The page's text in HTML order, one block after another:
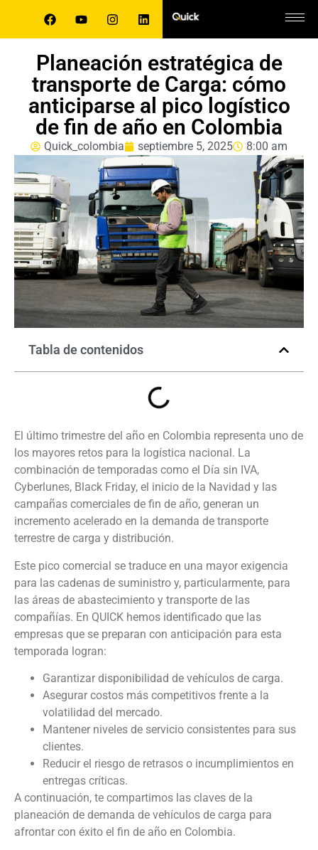
Planeación estratégica de
transporte de Carga: cómo
anticiparse al pico logístico
de fin de año en Colombia
Quick_colombia septiembre 5, 2025 8:00 am
Tabla de contenidos
El último trimestre del año en Colombia representa uno de
los mayores retos para la logística nacional. La
combinación de temporadas como el Día sin IVA,
Cyberlunes, Black Friday, el inicio de la Navidad y las
campañas comerciales de fin de año, generan un
incremento acelerado en la demanda de transporte
terrestre de carga y distribución.
Este pico comercial se traduce en una mayor exigencia
para las cadenas de suministro y, particularmente, para
las áreas de abastecimiento y transporte de las
compañías. En QUICK hemos identificado que las
empresas que se preparan con anticipación para esta
temporada logran:
Garantizar disponibilidad de vehículos de carga.
Asegurar costos más competitivos frente a la
volatilidad del mercado.
Mantener niveles de servicio consistentes para sus
clientes.
Reducir el riesgo de retrasos o incumplimientos en
entregas críticas.
A continuación, te compartimos las claves de la
planeación de demanda de vehículos de carga para
afrontar con éxito el fin de año en Colombia.